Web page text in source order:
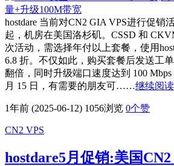
hostdare 当前对CN2 GIA VPS进行促销
起，机房在美国洛杉矶。CSSD 和
次活动，需选择年付以上套餐，使用
6.8 折。不仅如此，购买套餐后发送工
翻倍，同时升级端口速度达到 100
月 15 日，有需要的朋友可……继续阅
1年前 (2025-06-12) 1056浏览 0个赞
CN2 VPS
hostdare5月促销:美国